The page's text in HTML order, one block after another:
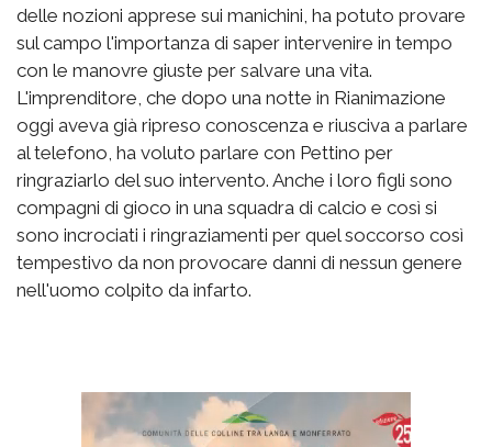
delle nozioni apprese sui manichini, ha potuto provare
sul campo l'importanza di saper intervenire in tempo
con le manovre giuste per salvare una vita.
L'imprenditore, che dopo una notte in Rianimazione
oggi aveva già ripreso conoscenza e riusciva a parlare
al telefono, ha voluto parlare con Pettino per
ringraziarlo del suo intervento. Anche i loro figli sono
compagni di gioco in una squadra di calcio e così si
sono incrociati i ringraziamenti per quel soccorso così
tempestivo da non provocare danni di nessun genere
nell'uomo colpito da infarto.